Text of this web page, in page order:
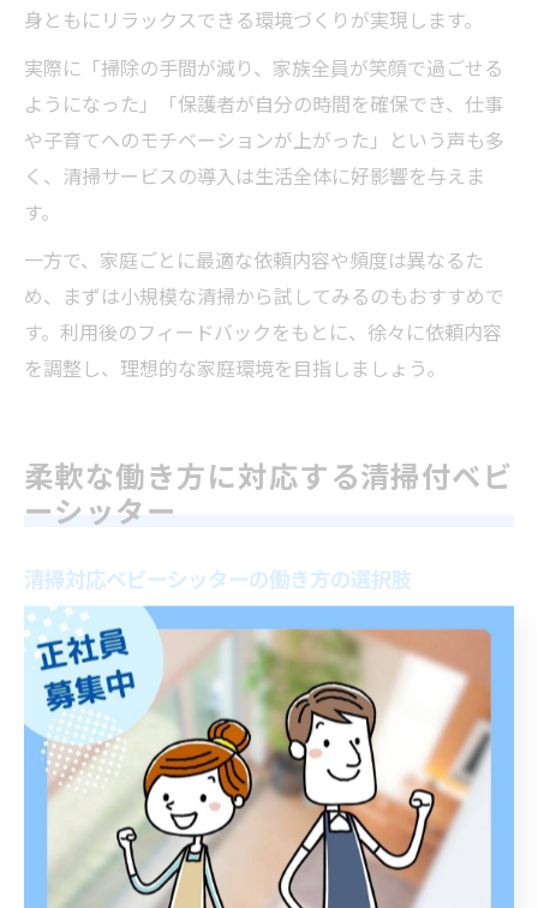
身ともにリラックスできる環境づくりが実現します。
実際に「掃除の手間が減り、家族全員が笑顔で過ごせる
ようになった」「保護者が自分の時間を確保でき、仕事
や子育てへのモチベーションが上がった」という声も多
く、清掃サービスの導入は生活全体に好影響を与えま
す。
一方で、家庭ごとに最適な依頼内容や頻度は異なるた
め、まずは小規模な清掃から試してみるのもおすすめで
す。利用後のフィードバックをもとに、徐々に依頼内容
を調整し、理想的な家庭環境を目指しましょう。
柔軟な働き方に対応する清掃付ベビ
ーシッター
清掃対応ベビーシッターの働き方の選択肢
ベビーシッターは、子どものお世話だけでなく、清掃業
務も依頼できるケースが増えています。働き方の選択肢
としては、主に「ベビーシッター専業」「家事代行兼務
型」「清掃業務特化型」の3つが挙げられます。清掃対応
が可能なベビーシッターは、依頼者のニーズに合わせて
柔軟に対応できる点が魅力です。
例えば、家事代行兼務型では、子どもの見守りと簡単な
部屋の掃除、洗濯などを同時に行う働き方が一般的で